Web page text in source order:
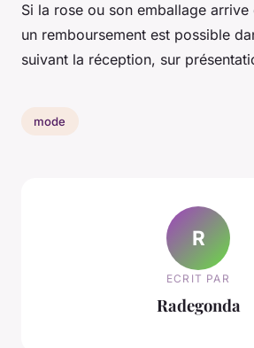
Si la rose ou son emballage arrive
un remboursement est possible
suivant la réception, sur
mode
R
ECRIT PAR
Radegonda